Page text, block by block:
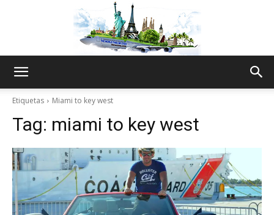
World
Thru
Etiquetas Miami to key west
Tag: miami to key west